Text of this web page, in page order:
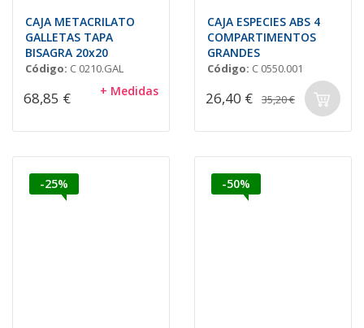
CAJA METACRILATO
GALLETAS TAPA
BISAGRA 20x20
Código: C 0210.GAL
68,85 € + Medidas
CAJA ESPECIES ABS 4
COMPARTIMENTOS
GRANDES
Código: C 0550.001
26,40 € 35,20 €
-25% -50%